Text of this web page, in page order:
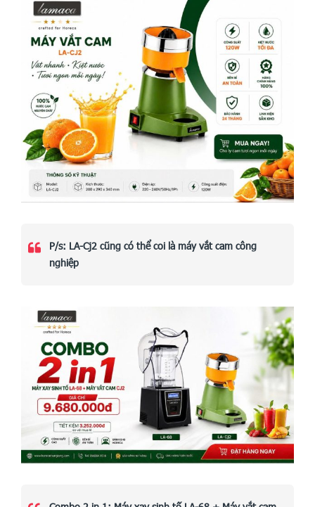
P/s: LA-Cj2 cũng có thể coi là máy vắt cam công
nghiệp